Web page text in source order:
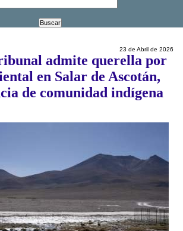
23 de Abril de 2026
admite querella por
en Salar de Ascotán,
de comunidad indígena